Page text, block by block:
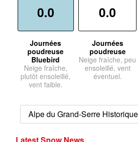
0.0
Journées
poudreuse
Bluebird
Neige fraîche,
plutôt ensoleillé,
vent faible.
0.0
Journées
poudreuse
Neige fraîche, peu
ensoleillé, vent
éventuel.
Alpe du Grand-Serre